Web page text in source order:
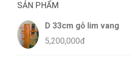
SẢN PHẨM
D 33cm gỗ lim vang
5,200,000đ